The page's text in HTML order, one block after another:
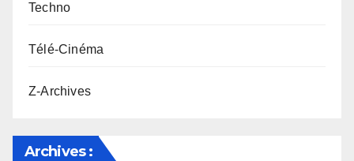
Techno
Télé-Cinéma
Z-Archives
Archives :